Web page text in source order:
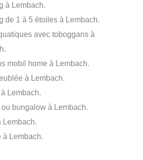
à Lembach.
de 1 à 5 étoiles à Lembach.
avec toboggans à
mobil home à Lembach.
à Lembach.
Lembach.
bungalow à Lembach.
Lembach.
à Lembach.